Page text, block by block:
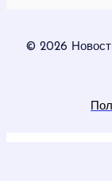
© 2026